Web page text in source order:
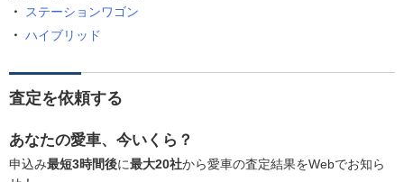
ステーションワゴン
ハイブリッド
査定を依頼する
あなたの愛車、今いくら？
申込み最短3時間後に最大20社から愛車の査定結果をWebでお知ら